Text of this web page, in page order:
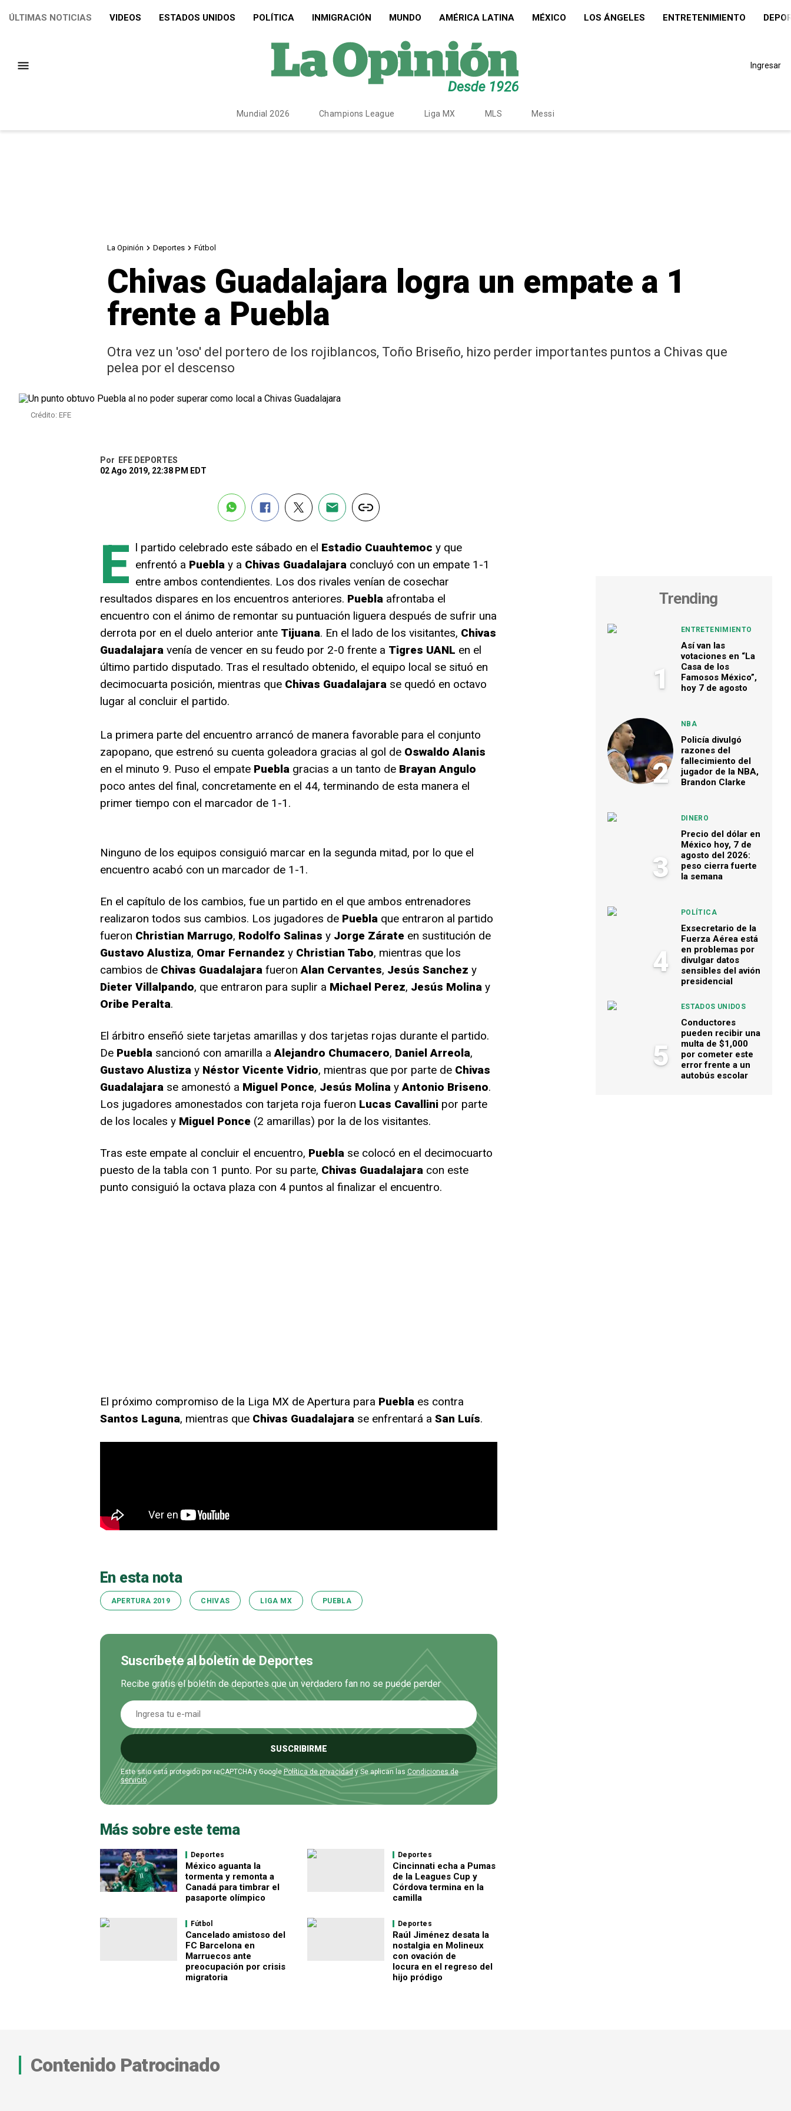
ÚLTIMAS NOTICIAS VIDEOS ESTADOS UNIDOS POLÍTICA INMIGRACIÓN MUNDO AMÉRICA LATINA MÉXICO LOS ÁNGELES ENTRETENIMIENTO
Ingresar
Mundial 2026 Champions League Liga MX MLS Messi
La Opinión Deportes Fútbol
Chivas Guadalajara logra un empate a 1
frente a Puebla
Otra vez un 'oso' del portero de los rojiblancos, Toño Briseño, hizo perder importantes puntos a Chivas que
pelea por el descenso
Crédito: EFE
Por
EFE DEPORTES
02 Ago 2019, 22:38 PM EDT
E l partido celebrado este sábado en el Estadio Cuauhtemoc y que
enfrentó a Pueblay a Chivas Guadalajaraconcluyó con un empate 1-1
entre ambos contendientes. Los dos rivales venían de cosechar
resultados dispares en los encuentros anteriores. Pueblaafrontaba el
encuentro con el ánimo de remontar su puntuación liguera después de sufrir una
derrota por en el duelo anterior ante Tijuana. En el lado de los visitantes, Chivas
Guadalajaravenía de vencer en su feudo por 2-0 frente a Tigres UANL en el
último partido disputado. Tras el resultado obtenido, el equipo local se situó en
decimocuarta posición, mientras que Chivas Guadalajarase quedó en octavo
lugar al concluir el partido.
La primera parte del encuentro arrancó de manera favorable para el conjunto
zapopano, que estrenó su cuenta goleadora gracias al gol de Oswaldo Alanis
en el minuto 9. Puso el empate Pueblagracias a un tanto de Brayan Angulo
poco antes del final, concretamente en el 44, terminando de esta manera el
primer tiempo con el marcador de 1-1.
Ninguno de los equipos consiguió marcar en la segunda mitad, por lo que el
encuentro acabó con un marcador de 1-1.
En el capítulo de los cambios, fue un partido en el que ambos entrenadores
realizaron todos sus cambios. Los jugadores de Pueblaque entraron al partido
fueron Christian Marrugo, Rodolfo Salinas y Jorge Zárateen sustitución de
Gustavo Alustiza, Omar Fernandez y Christian Tabo, mientras que los
cambios de Chivas GuadalajarafueronAlan Cervantes, Jesús Sanchez y
Dieter Villalpando, que entraron para suplir a Michael Perez, Jesús Molinay
Oribe Peralta.
El árbitro enseñó siete tarjetas amarillas y dos tarjetas rojas durante el partido.
De Pueblasancionó con amarilla aAlejandro Chumacero, Daniel Arreola,
Gustavo Alustizay Néstor Vicente Vidrio, mientras que por parte de Chivas
Guadalajarase amonestó a Miguel Ponce, Jesús MolinayAntonio Briseno.
Los jugadores amonestados con tarjeta roja fueron Lucas Cavallinipor parte
de los locales y Miguel Ponce(2 amarillas) por la de los visitantes.
Tras este empate al concluir el encuentro, Pueblase colocó en el decimocuarto
puesto de la tabla con 1 punto. Por su parte, Chivas Guadalajaracon este
punto consiguió la octava plaza con 4 puntos al finalizar el encuentro.
El próximo compromiso de la Liga MX de Apertura para Pueblaes contra
Santos Laguna, mientras que Chivas Guadalajarase enfrentará a San Luís.
En esta nota
APERTURA 2019 CHIVAS LIGA MX PUEBLA
Suscríbete al boletín de Deportes
Recibe gratis el boletín de deportes que un verdadero fan no se puede perder
SUSCRIBIRME
Este sitio está protegido por reCAPTCHA y Google Política de privacidady Se aplican las Condiciones de
servicio.
Más sobre este tema
Deportes
México aguanta la
tormenta y remonta a
Canadá para timbrar el
pasaporte olímpico
Deportes
Cincinnati echa a Pumas
de la Leagues Cup y
Córdova termina en la
camilla
Fútbol
Cancelado amistoso del
FC Barcelona en
Marruecos ante
preocupación por crisis
migratoria
Deportes
Raúl Jiménez desata la
nostalgia en Molineux
con ovación de
locura en el regreso del
hijo pródigo
Trending
1
ENTRETENIMIENTO
Así van las
votaciones en “La
Casa de los
Famosos México”,
hoy 7 de agosto
2
NBA
Policía divulgó
razones del
fallecimiento del
jugador de la NBA,
Brandon Clarke
3
DINERO
Precio del dólar en
México hoy, 7 de
agosto del 2026:
peso cierra fuerte
la semana
4
POLÍTICA
Exsecretario de la
Fuerza Aérea está
en problemas por
divulgar datos
sensibles del avión
presidencial
5
ESTADOS UNIDOS
Conductores
pueden recibir una
multa de $1,000
por cometer este
error frente a un
autobús escolar
Contenido Patrocinado